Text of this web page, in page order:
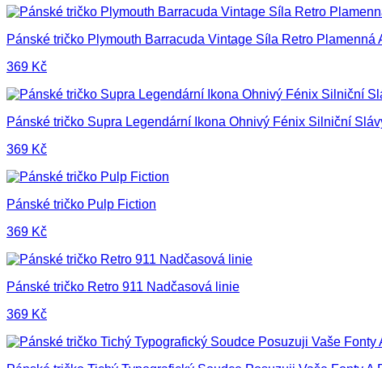
Pánské tričko Plymouth Barracuda Vintage Síla Retro Plamenná
369 Kč
Pánské tričko Supra Legendární Ikona Ohnivý Fénix Silniční
369 Kč
Pánské tričko Pulp Fiction
369 Kč
Pánské tričko Retro 911 Nadčasová linie
369 Kč